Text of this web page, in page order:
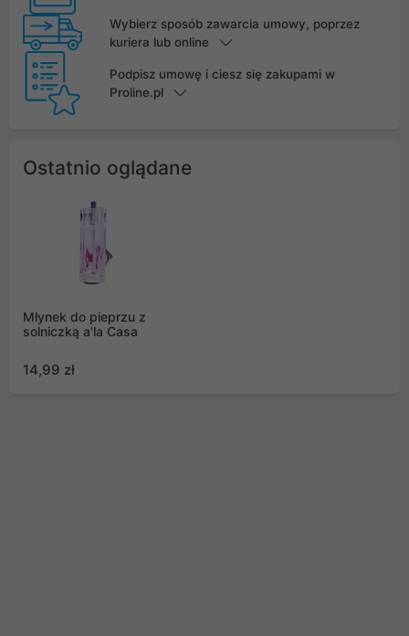
Wybierz sposób zawarcia umowy, poprzez
kuriera lub online
Podpisz umowę i ciesz się zakupami w
Proline.pl
Ostatnio oglądane
Młynek do pieprzu z
solniczką a'la Casa
14,99 zł